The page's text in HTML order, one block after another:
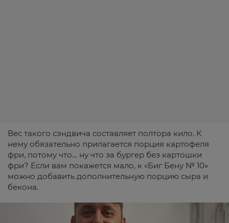
Вес такого сэндвича составляет полтора кило. К
нему обязательно прилагается порция картофеля
фри, потому что… ну что за бургер без картошки
фри? Если вам покажется мало, к «Биг Бену № 10»
можно добавить дополнительную порцию сыра и
бекона.